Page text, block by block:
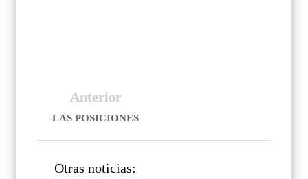
Anterior
LAS POSICIONES
Otras noticias: